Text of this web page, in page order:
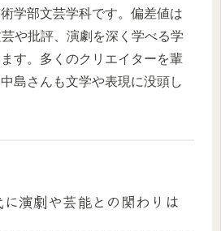
学部文芸学科です。偏差値は
や批評、演劇を深く学べる学
す。多くのクリエイターを輩
島さんも文学や表現に没頭し
演劇や芸能との関わりは